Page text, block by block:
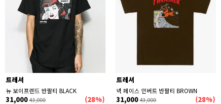
트레셔
뉴 보이프렌드 반팔티 BLACK
31,000 43,000 (28%)
트레셔
넥 페이스 인버트 반팔티 BROWN
31,000 43,000 (28%)